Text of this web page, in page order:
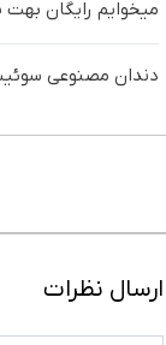
میخوایم رایگان
دندان مصنوعی
ارسال نظرات